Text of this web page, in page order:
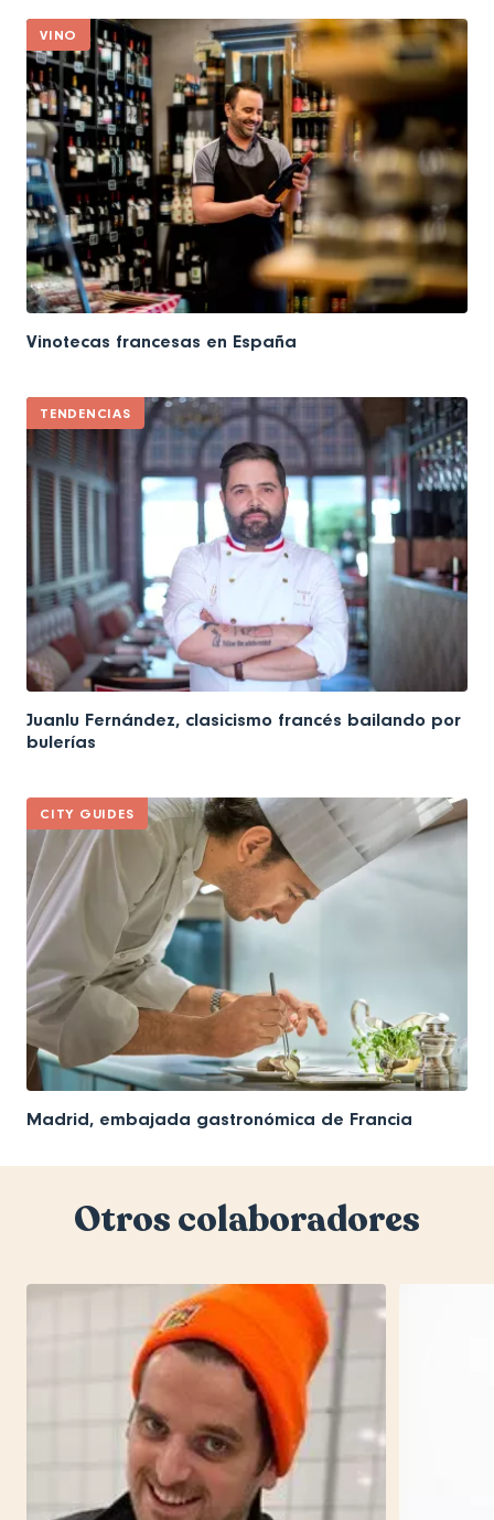
VINO
Vinotecas francesas en España
TENDENCIAS
Juanlu Fernández, clasicismo francés bailando por
bulerías
CITY GUIDES
Madrid, embajada gastronómica de Francia
Otros colaboradores